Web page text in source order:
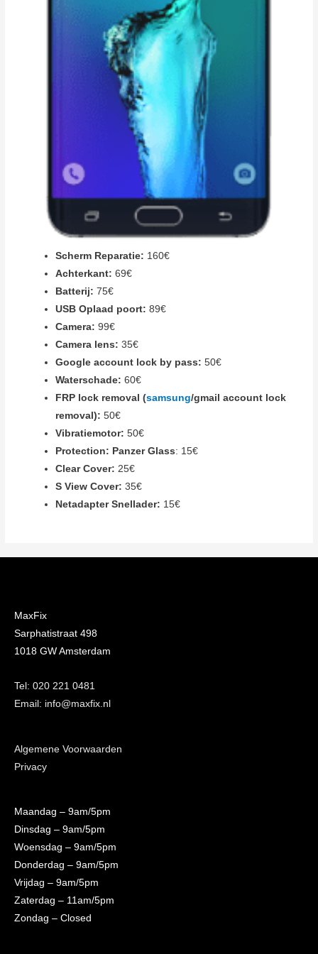
Scherm Reparatie: 160€
Achterkant: 69€
Batterij: 75€
USB Oplaad poort: 89€
Camera: 99€
Camera lens: 35€
Google account lock by pass: 50€
Waterschade: 60€
FRP lock removal (samsung/gmail account lock
removal): 50€
Vibratiemotor: 50€
Protection: Panzer Glass: 15€
Clear Cover: 25€
S View Cover: 35€
Netadapter Snellader: 15€
MaxFix
Sarphatistraat 498
1018 GW Amsterdam
Tel: 020 221 0481
Email: info@maxfix.nl
Algemene Voorwaarden
Privacy
Maandag – 9am/5pm
Dinsdag – 9am/5pm
Woensdag – 9am/5pm
Donderdag – 9am/5pm
Vrijdag – 9am/5pm
Zaterdag – 11am/5pm
Zondag – Closed